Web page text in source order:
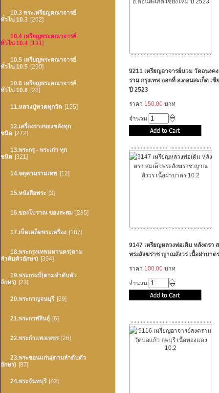
10.3 พระเหรียญคณาจารย์
ทั่วไป 10.3 [262]
10.4 เหรียญพระคณาจารย์
ทั่วไป 10.4 [191]
10.5 เหรียญพระคณาจารย์
ทั่วไป 10.5 [290]
10.6 เหรียญพระคณาจารย์
ทั่วไป 10.6 [28]
11.หลวงปู่ทวดทุกวัด [155]
12.เครื่องรางของขลังทุก
ชนิด [272]
13.พระกรุ - พระเก่า ทุก
ชนิด [321]
14.จตุคามรามเทพ [12]
15.หนังสือพระ [3]
16.ของโบราณ ของสะสม [235]
17.เบ็ดเตล็ดพระเครื่อง [187]
18.พระกรุงเทพมหานคร(ตาม
ลำดับตัวอักษร) [394]
19.พระกระบี่(ตามลำดับตัว
อักษร) [23]
20.พระกาญจนบุรี [59]
21.พระกาฬสินธุ์ [6]
22.พระกำแพงเพชร [26]
23.พระขอนแก่น(ตามลำดับตัว
อักษร) [87]
24.พระจันทบุรี [82]
9211 เหรียญอาจารย์นวม วัดอนงค
ราม กรุงเทพ ออกที่ อ.ดอนสะเก็ด เชี
ปี 2523
ราคา 150.00 บาท
จำนวน
9147 เหรียญหลวงพ่อเดิม หลังตรา
พระสังฆราช ญาณสังวร เนื้อฝาบาต
ราคา 100.00 บาท
จำนวน